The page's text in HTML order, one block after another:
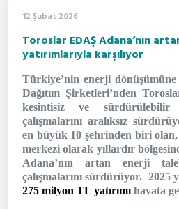
12 Şubat 2026
Toroslar EDAŞ Adana’nın
yatırımlarıyla karşılıyor
Türkiye’nin enerji
Dağıtım Şirketleri’nden
kesintisiz ve
çalışmalarını aralıksız
en büyük 10 şehrinden biri
merkezi olarak yıllardır
Adana’nın artan enerji
çalışmalarını sürdürüyor. 2025
275 milyon TL yatırımı hayata